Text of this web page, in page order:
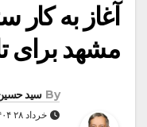
آغاز به
مشهد برای
By سید حسین
خرداد ۲۸ ۱۴۰۴